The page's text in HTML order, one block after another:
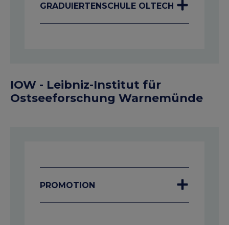
GRADUIERTENSCHULE OLTECH
IOW - Leibniz-Institut für
Ostseeforschung Warnemünde
PROMOTION